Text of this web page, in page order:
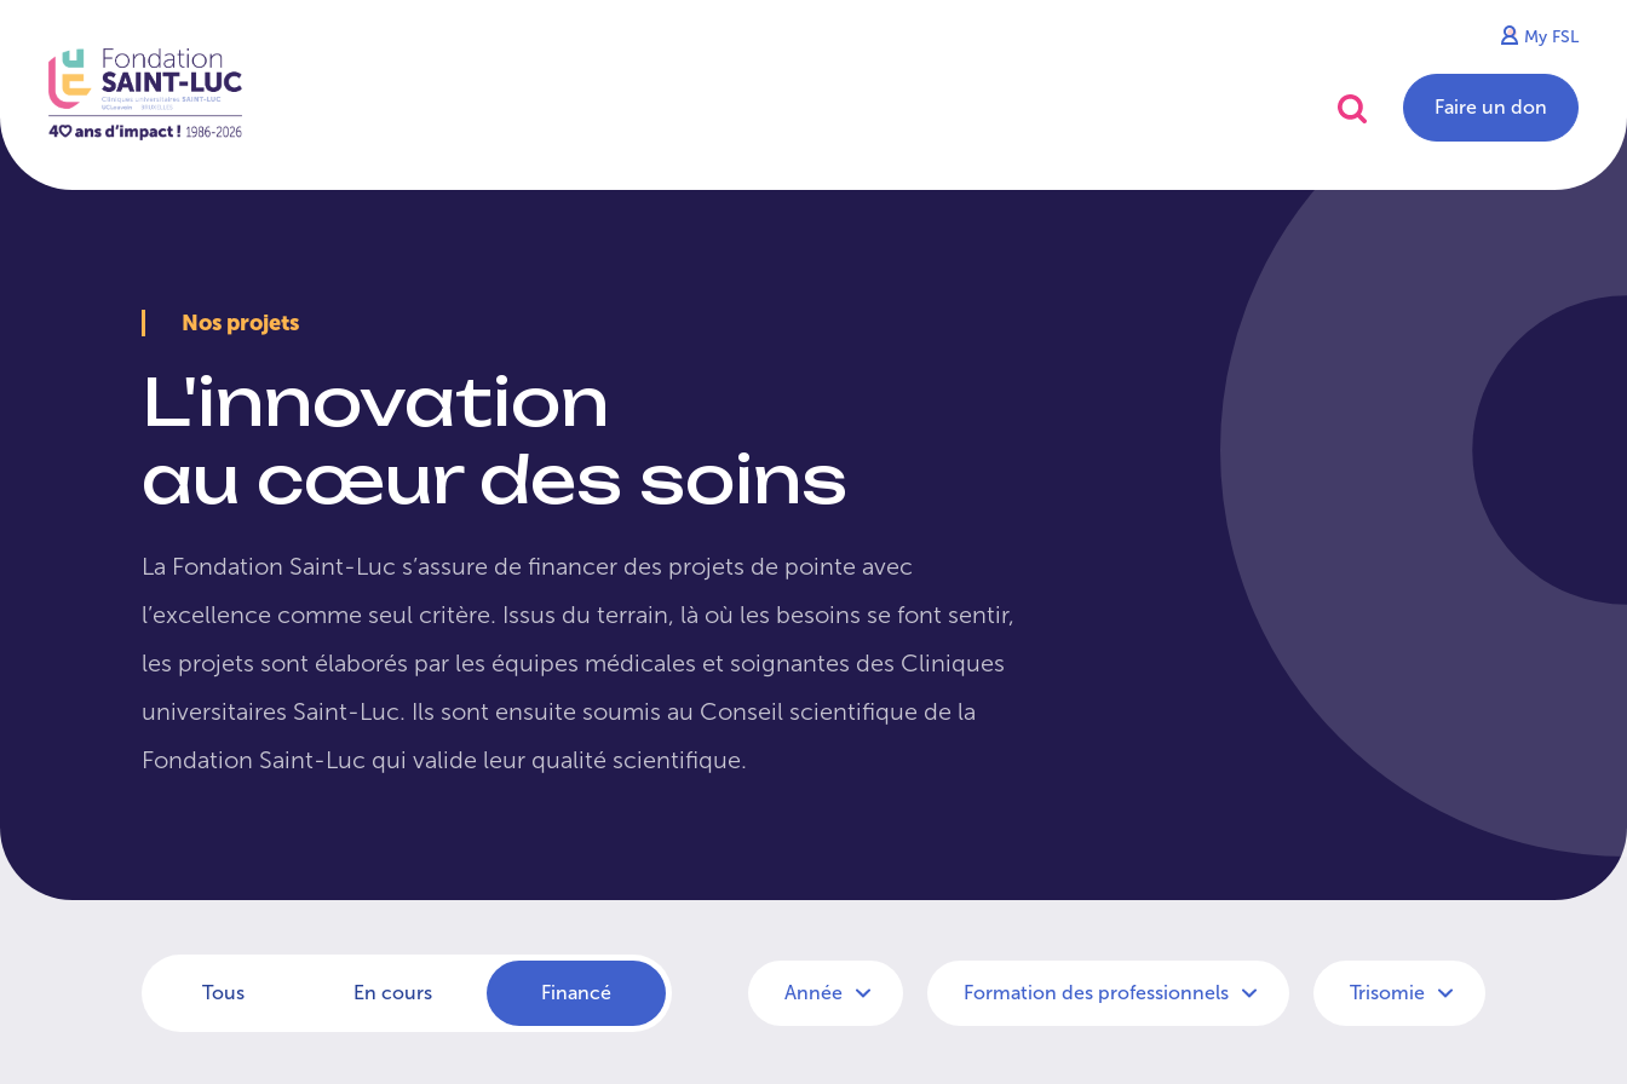
My FSL
Faire un don
Nos projets
L'innovation
au cœur des soins
La Fondation Saint-Luc s’assure de financer des projets de pointe avec
l’excellence comme seul critère. Issus du terrain, là où les besoins se font sentir,
les projets sont élaborés par les équipes médicales et soignantes des Cliniques
universitaires Saint-Luc. Ils sont ensuite soumis au Conseil scientifique de la
Fondation Saint-Luc qui valide leur qualité scientifique.
Tous En cours Financé Année Formation des professionnels Trisomie